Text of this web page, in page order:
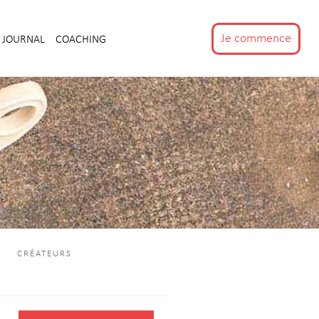
JOURNAL COACHING Je commence
CRÉATEURS